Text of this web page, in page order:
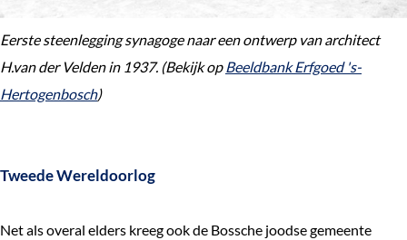
n
Eerste steenlegging synagoge naar een ontwerp van architect
H.van der Velden in 1937. (Bekijk opBeeldbank Erfgoed 's-
Hertogenbosch)
Tweede Wereldoorlog
Net als overal elders kreeg ook de Bossche joodse gemeente